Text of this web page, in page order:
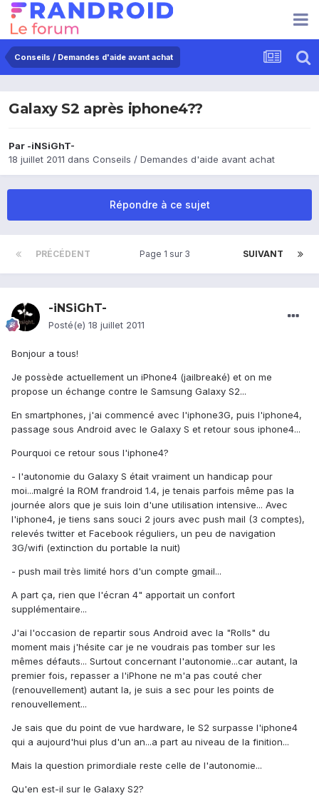
Conseils / Demandes d'aide avant achat
Galaxy S2 après iphone4??
Par -iNSiGhT-
18 juillet 2011 dans Conseils / Demandes d'aide avant achat
Répondre à ce sujet
PRÉCÉDENT SUIVANT
Page 1 sur 3
-iNSiGhT-
Posté(e) 18 juillet 2011
Bonjour a tous!
Je possède actuellement un iPhone4 (jailbreaké) et on me
propose un échange contre le Samsung Galaxy S2...
En smartphones, j'ai commencé avec l'iphone3G, puis l'iphone4,
passage sous Android avec le Galaxy S et retour sous iphone4...
Pourquoi ce retour sous l'iphone4?
- l'autonomie du Galaxy S était vraiment un handicap pour
moi...malgré la ROM frandroid 1.4, je tenais parfois même pas la
journée alors que je suis loin d'une utilisation intensive... Avec
l'iphone4, je tiens sans souci 2 jours avec push mail (3 comptes),
relevés twitter et Facebook réguliers, un peu de navigation
3G/wifi (extinction du portable la nuit)
- push mail très limité hors d'un compte gmail...
A part ça, rien que l'écran 4" apportait un confort
supplémentaire...
J'ai l'occasion de repartir sous Android avec la "Rolls" du
moment mais j'hésite car je ne voudrais pas tomber sur les
mêmes défauts... Surtout concernant l'autonomie...car autant, la
premier fois, repasser a l'iPhone ne m'a pas couté cher
(renouvellement) autant la, je suis a sec pour les points de
renouvellement...
Je sais que du point de vue hardware, le S2 surpasse l'iphone4
qui a aujourd'hui plus d'un an...a part au niveau de la finition...
Mais la question primordiale reste celle de l'autonomie...
Qu'en est-il sur le Galaxy S2?